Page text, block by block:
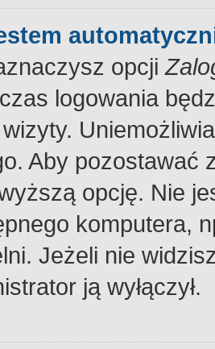
opcji
logowania
Aby pozostawać
opcję. Nie
komputera,
Jeżeli nie
ją wyłączył.